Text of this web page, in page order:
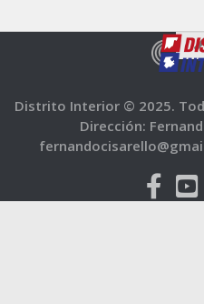
Distrito Interior © 2025.
Dirección: